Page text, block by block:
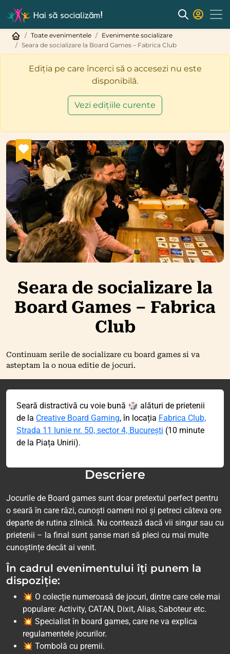
Toate evenimentele
Evenimente socializare
Seara de socializare la Board Games – Fabrica Club
Ediția pe care încerci să o accesezi nu este
disponibilă.
Vezi edițiile curente
Seara de socializare la
Board Games – Fabrica
Club
Continuam serile de socializare cu board games si va
asteptam la o noua editie de jocuri.
Seară distractivă cu voie bună 🎲 alături de prietenii
de la Creative Board Gaming, în locația Fabrica Club,
Strada 11 Iunie nr. 50, sector 4, București (10 minute
de la Piața Unirii).
Descriere
Jocurile de Board games sunt doar pretextul perfect pentru
o seară în care râzi, cunoști oameni noi și petreci câteva ore
departe de rutina zilnică. Nu contează dacă vii singur sau cu
prietenii – la final sunt șanse mari să pleci cu mai multe
cunoștințe decât ai venit.
În cadrul evenimentului îți punem la
dispoziție:
💥 O colecție numeroasă de jocuri, dintre care cele mai
populare: Activity, CATAN, Dixit, Alias, Saboteur etc.
💥 Specialist în board games, care ne va explica
regulamentele jocurilor.
💥 Tombolă cu premii.